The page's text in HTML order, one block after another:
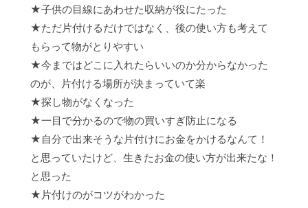
★子供の目線にあわせた収納が役にたった
★ただ片付けるだけではなく、後の使い方も考えて
もらって物がとりやすい
★今まではどこに入れたらいいのか分からなかった
のが、片付ける場所が決まっていて楽
★探し物がなくなった
★一目で分かるので物の買いすぎ防止になる
★自分で出来そうな片付けにお金をかけるなんて！
と思っていたけど、生きたお金の使い方が出来たな！
と思った
★片付けのがコツがわかった